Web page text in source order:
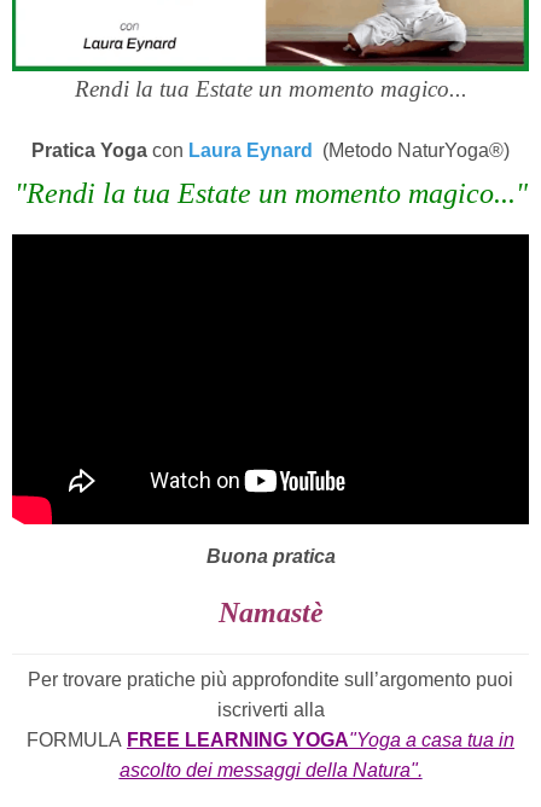
Rendi la tua Estate un momento magico...
Pratica Yoga con Laura Eynard (Metodo NaturYoga®)
"Rendi la tua Estate un momento magico..."
Buona pratica
Namastè
Per trovare pratiche più approfondite sull’argomento puoi
iscriverti alla
FORMULA FREE LEARNING YOGA"Yoga a casa tua in
ascolto dei messaggi della Natura".